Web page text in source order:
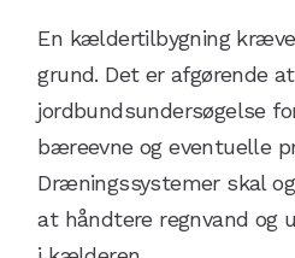
En kældertilbygning
grund. Det er afgørende
jordbundsundersøgelse
bæreevne og eventuelle
Dræningssystemer skal
at håndtere regnvand og